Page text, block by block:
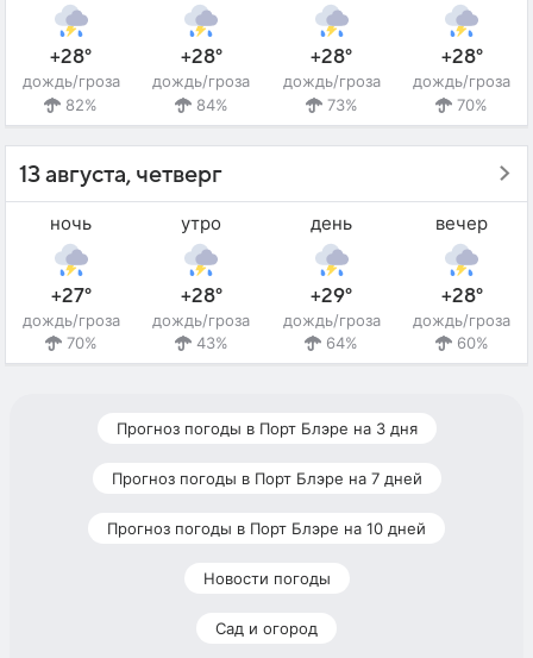
+28°
дождь/гроза
82%
+28°
дождь/гроза
84%
+28°
дождь/гроза
73%
+28°
дождь/гроза
70%
13 августа, четверг
ночь
+27°
дождь/гроза
70%
утро
+28°
дождь/гроза
43%
день
+29°
дождь/гроза
64%
вечер
+28°
дождь/гроза
60%
Прогноз погоды в Порт Блэре на 3 дня
Прогноз погоды в Порт Блэре на 7 дней
Прогноз погоды в Порт Блэре на 10 дней
Новости погоды
Сад и огород